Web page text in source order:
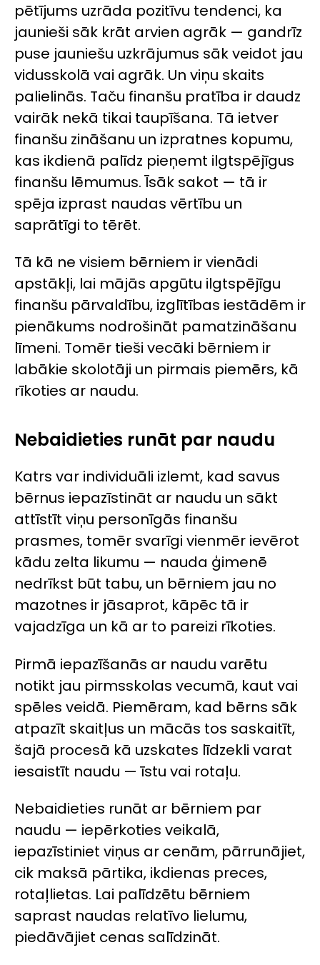
pētījums uzrāda pozitīvu tendenci, ka
jaunieši sāk krāt arvien agrāk — gandrīz
puse jauniešu uzkrājumus sāk veidot jau
vidusskolā vai agrāk. Un viņu skaits
palielinās. Taču finanšu pratība ir daudz
vairāk nekā tikai taupīšana. Tā ietver
finanšu zināšanu un izpratnes kopumu,
kas ikdienā palīdz pieņemt ilgtspējīgus
finanšu lēmumus. Īsāk sakot — tā ir
spēja izprast naudas vērtību un
saprātīgi to tērēt.
Tā kā ne visiem bērniem ir vienādi
apstākļi, lai mājās apgūtu ilgtspējīgu
finanšu pārvaldību, izglītības iestādēm ir
pienākums nodrošināt pamatzināšanu
līmeni. Tomēr tieši vecāki bērniem ir
labākie skolotāji un pirmais piemērs, kā
rīkoties ar naudu.
Nebaidieties runāt par naudu
Katrs var individuāli izlemt, kad savus
bērnus iepazīstināt ar naudu un sākt
attīstīt viņu personīgās finanšu
prasmes, tomēr svarīgi vienmēr ievērot
kādu zelta likumu — nauda ģimenē
nedrīkst būt tabu, un bērniem jau no
mazotnes ir jāsaprot, kāpēc tā ir
vajadzīga un kā ar to pareizi rīkoties.
Pirmā iepazīšanās ar naudu varētu
notikt jau pirmsskolas vecumā, kaut vai
spēles veidā. Piemēram, kad bērns sāk
atpazīt skaitļus un mācās tos saskaitīt,
šajā procesā kā uzskates līdzekli varat
iesaistīt naudu — īstu vai rotaļu.
Nebaidieties runāt ar bērniem par
naudu — iepērkoties veikalā,
iepazīstiniet viņus ar cenām, pārrunājiet,
cik maksā pārtika, ikdienas preces,
rotaļlietas. Lai palīdzētu bērniem
saprast naudas relatīvo lielumu,
piedāvājiet cenas salīdzināt.